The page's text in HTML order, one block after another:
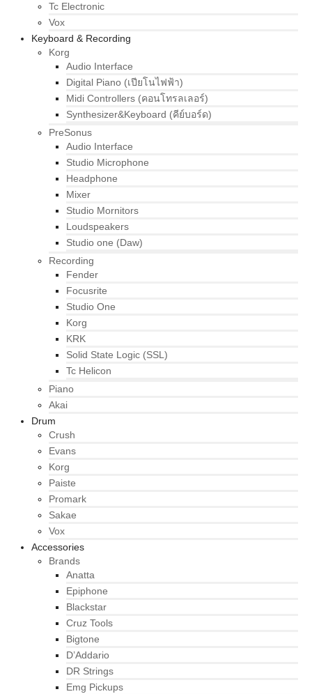
Tc Electronic
Vox
Keyboard & Recording
Korg
Audio Interface
Digital Piano (เปียโนไฟฟ้า)
Midi Controllers (คอนโทรลเลอร์)
Synthesizer&Keyboard (คีย์บอร์ด)
PreSonus
Audio Interface
Studio Microphone
Headphone
Mixer
Studio Mornitors
Loudspeakers
Studio one (Daw)
Recording
Fender
Focusrite
Studio One
Korg
KRK
Solid State Logic (SSL)
Tc Helicon
Piano
Akai
Drum
Crush
Evans
Korg
Paiste
Promark
Sakae
Vox
Accessories
Brands
Anatta
Epiphone
Blackstar
Cruz Tools
Bigtone
D’Addario
DR Strings
Emg Pickups